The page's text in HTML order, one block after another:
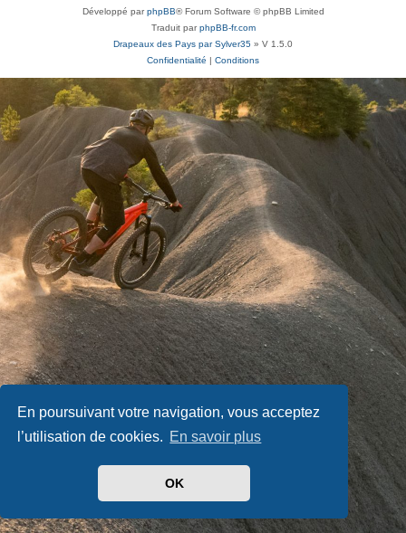
En poursuivant votre navigation, vous acceptez
l’utilisation de cookies. En savoir plus
OK
Développé parphpBB® Forum Software © phpBB Limited
Traduit parphpBB-fr.com
Drapeaux des Pays par Sylver35 » V 1.5.0
Confidentialité | Conditions